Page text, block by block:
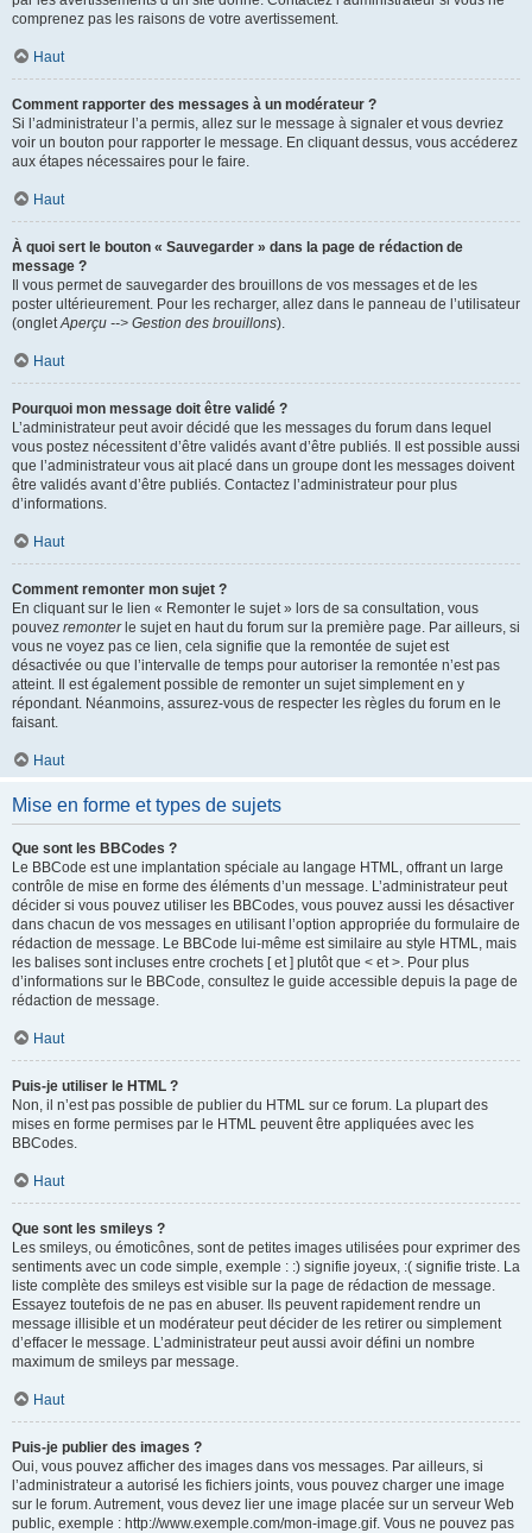
comprenez pas les raisons de votre avertissement.
Haut
Comment rapporter des messages à un modérateur ?
Si l’administrateur l’a permis, allez sur le message à signaler et vous devriez
voir un bouton pour rapporter le message. En cliquant dessus, vous accéderez
aux étapes nécessaires pour le faire.
Haut
À quoi sert le bouton « Sauvegarder » dans la page de rédaction de
message ?
Il vous permet de sauvegarder des brouillons de vos messages et de les
poster ultérieurement. Pour les recharger, allez dans le panneau de l’utilisateur
(ongletAperçu --> Gestion des brouillons).
Haut
Pourquoi mon message doit être validé ?
L’administrateur peut avoir décidé que les messages du forum dans lequel
vous postez nécessitent d’être validés avant d’être publiés. Il est possible aussi
que l’administrateur vous ait placé dans un groupe dont les messages doivent
être validés avant d’être publiés. Contactez l’administrateur pour plus
d’informations.
Haut
Comment remonter mon sujet ?
En cliquant sur le lien « Remonter le sujet » lors de sa consultation, vous
pouvez remonterle sujet en haut du forum sur la première page. Par ailleurs, si
vous ne voyez pas ce lien, cela signifie que la remontée de sujet est
désactivée ou que l’intervalle de temps pour autoriser la remontée n’est pas
atteint. Il est également possible de remonter un sujet simplement en y
répondant. Néanmoins, assurez-vous de respecter les règles du forum en le
faisant.
Haut
Mise en forme et types de sujets
Que sont les BBCodes ?
Le BBCode est une implantation spéciale au langage HTML, offrant un large
contrôle de mise en forme des éléments d’un message. L’administrateur peut
décider si vous pouvez utiliser les BBCodes, vous pouvez aussi les désactiver
dans chacun de vos messages en utilisant l’option appropriée du formulaire de
rédaction de message. Le BBCode lui-même est similaire au style HTML, mais
les balises sont incluses entre crochets [ et ] plutôt que < et >. Pour plus
d’informations sur le BBCode, consultez le guide accessible depuis la page de
rédaction de message.
Haut
Puis-je utiliser le HTML ?
Non, il n’est pas possible de publier du HTML sur ce forum. La plupart des
mises en forme permises par le HTML peuvent être appliquées avec les
BBCodes.
Haut
Que sont les smileys ?
Les smileys, ou émoticônes, sont de petites images utilisées pour exprimer des
sentiments avec un code simple, exemple : :) signifie joyeux, :( signifie triste. La
liste complète des smileys est visible sur la page de rédaction de message.
Essayez toutefois de ne pas en abuser. Ils peuvent rapidement rendre un
message illisible et un modérateur peut décider de les retirer ou simplement
d’effacer le message. L’administrateur peut aussi avoir défini un nombre
maximum de smileys par message.
Haut
Puis-je publier des images ?
Oui, vous pouvez afficher des images dans vos messages. Par ailleurs, si
l’administrateur a autorisé les fichiers joints, vous pouvez charger une image
sur le forum. Autrement, vous devez lier une image placée sur un serveur Web
public, exemple : http://www.exemple.com/mon-image.gif. Vous ne pouvez pas